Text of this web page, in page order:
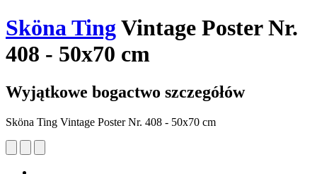
Sköna TingVintage Poster Nr.
408 - 50x70 cm
Wyjątkowe bogactwo szczegółów
Sköna Ting Vintage Poster Nr. 408 - 50x70 cm